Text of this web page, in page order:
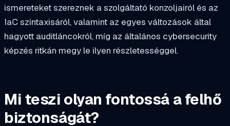
ismereteket szereznek a szolgáltató konzoljairól és az
IaC szintaxisáról, valamint az egyes változások által
hagyott auditláncokról, míg az általános cybersecurity
képzés ritkán megy le ilyen részletességgel.
Mi teszi olyan fontossá a felhő
biztonságát?